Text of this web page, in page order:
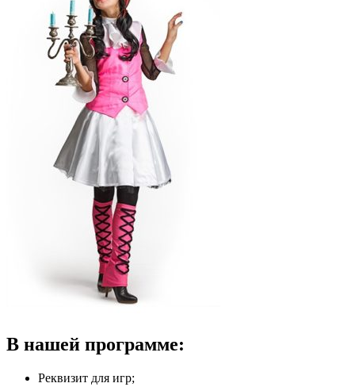
В нашей программе:
Реквизит для игр;